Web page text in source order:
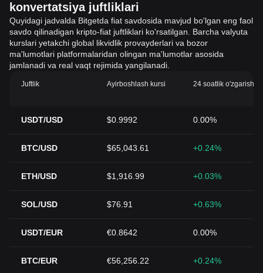
konvertatsiya juftliklari
Quyidagi jadvalda Bitgetda fiat savdosida mavjud bo'lgan eng faol
savdo qilinadigan kripto-fiat juftliklari ko'rsatilgan. Barcha valyuta
kurslari yetakchi global likvidlik provayderlari va bozor
ma'lumotlari platformalaridan olingan ma'lumotlar asosida
jamlanadi va real vaqt rejimida yangilanadi.
Juftlik Ayirboshlash kursi 24 soatlik o'zgarish
USDT/USD $0.9992 0.00%
BTC/USD $65,043.61 +0.24%
ETH/USD $1,916.99 +0.03%
SOL/USD $76.91 +0.63%
USDT/EUR €0.8642 0.00%
BTC/EUR €56,256.22 +0.24%